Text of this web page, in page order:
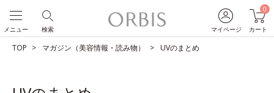
マイページ
0
カート
検索
メニュー
TOP マガジン（美容情報・読み物） UVのまとめ